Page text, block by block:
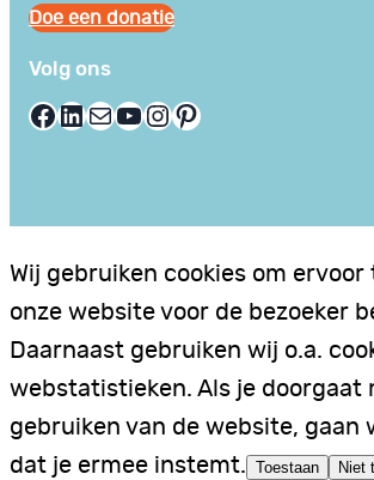
Doe een donatie
Volg ons
Facebook LinkedIn E-mail YouTube InstagramPinterest
Wij gebruiken cookies om
onze website voor de bezoeker
Daarnaast gebruiken wij o.a.
webstatistieken. Als je doorgaat
gebruiken van de website, gaan
dat je ermee instemt. Toestaan Niet